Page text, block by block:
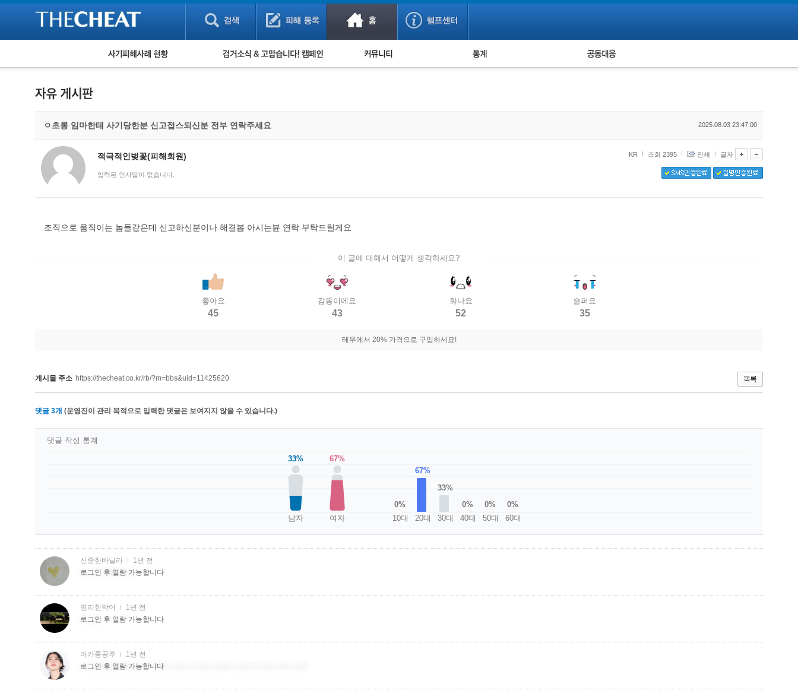
피해사례 현황
보이스피싱 피해사례
유해사이트 목록
비공개 피해사례
워킹홀리데이 피해사례
검거 소식 사기 예방했어요! 누적 피해사례 통계 피해자 공동대응
ㅇ초롱 임마한테 사기당한분 신고접스되신분 전부 연락주세요 2025.08.03 23:47:00
적극적인벚꽃(피해회원)
입력된 인사말이 없습니다.
KR 조회 2395 인쇄 글자
조직으로 움직이는 놈들같은데 신고하신분이나 해결봅 아시는뷴 연락 부탁드릴게요
이 글에 대해서 어떻게 생각하세요?
좋아요
45
감동이에요
43
화나요
52
슬퍼요
35
테무에서 20% 가격으로 구입하세요!
게시물 주소 https://thecheat.co.kr/rb/?m=bbs&uid=11425620
댓글 3개 (운영진이 관리 목적으로 입력한 댓글은 보여지지 않을 수 있습니다.)
33%
남자
67%
여자
0%
10대
67%
20대
33%
30대
0%
40대
0%
50대
0%
60대
댓글 작성 통계